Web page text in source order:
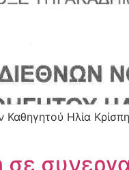
Ηλία